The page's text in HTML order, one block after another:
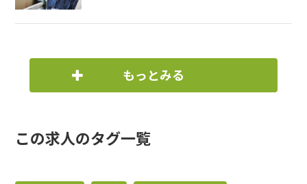
もっとみる
この求人のタグ一覧